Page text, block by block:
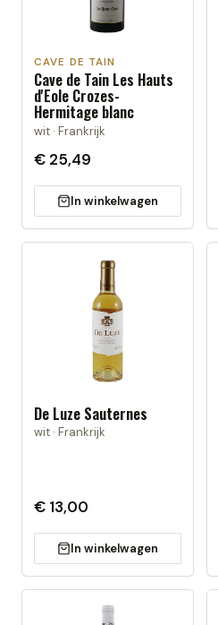
CAVE DE TAIN
Cave de Tain Les Hauts
d'Eole Crozes-
Hermitage blanc
wit · Frankrijk
€ 25,49
In winkelwagen
De Luze Sauternes
wit · Frankrijk
€ 13,00
In winkelwagen